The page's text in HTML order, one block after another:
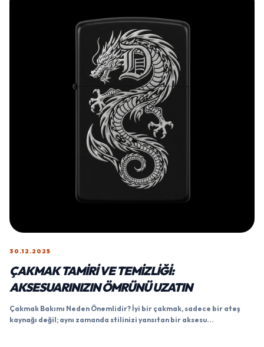
30.12.2025
ÇAKMAK TAMIRI VE TEMIZLIĞI:
AKSESUARINIZIN ÖMRÜNÜ UZATIN
Çakmak Bakımı Neden Önemlidir? İyi bir çakmak, sadece bir ateş
kaynağı değil; aynı zamanda stilinizi yansıtan bir aksesu...